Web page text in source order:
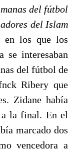
del fútbol
del Islam
en los que los
se interesaban
del fútbol de
Ribery que
Zidane había
la final. En el
marcado dos
vencedora a